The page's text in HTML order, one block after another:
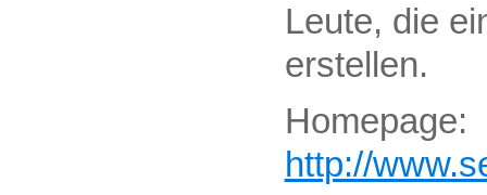
Leute, die
erstellen.
Homepage:
http://